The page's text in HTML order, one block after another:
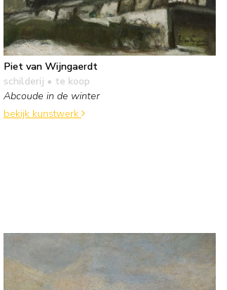
Piet van Wijngaerdt
schilderij • te koop
Abcoude in de winter
bekijk kunstwerk